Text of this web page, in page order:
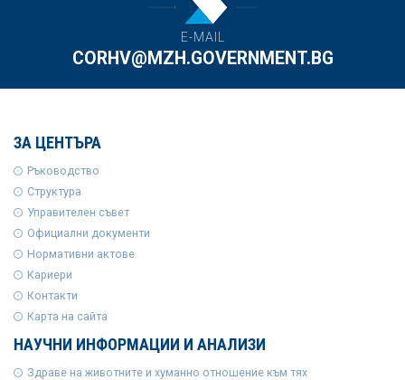
E-MAIL
CORHV@MZH.GOVERNMENT.BG
ЗА ЦЕНТЪРА
Ръководство
Структура
Управителен съвет
Официални документи
Нормативни актове
Кариери
Контакти
Карта на сайта
НАУЧНИ ИНФОРМАЦИИ И АНАЛИЗИ
Здраве на животните и хуманно отношение към тях